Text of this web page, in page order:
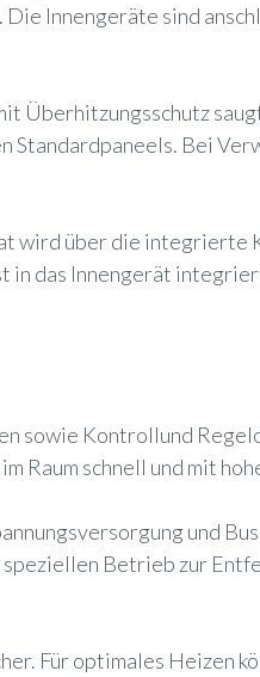
Innengeräte sind
Bei
wird über die integrierte
in das Innengerät
sowie Kontrollund
Raum schnell und mit
und
Betrieb zur
Für optimales Heizen